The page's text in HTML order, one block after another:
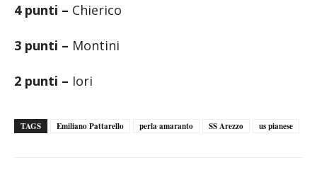
4 punti – Chierico
3 punti – Montini
2 punti – Iori
TAGS Emiliano Pattarello perla amaranto SS Arezzo us pianese